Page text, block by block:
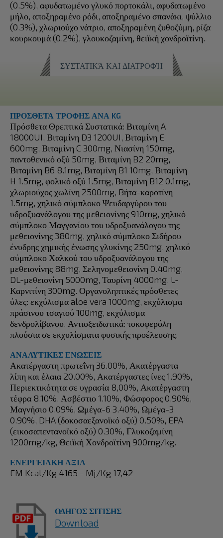
(0.5%), αφυδατωμένο γλυκό πορτοκάλι, αφυδατωμένο
μήλο, αποξηραμένο ρόδι, αποξηραμένο σπανάκι, ψύλλιο
(0.3%), χλωριούχο νάτριο, αποξηραμένη ζυθοζύμη, ρίζα
κουρκουμά (0.2%), γλουκοζαμίνη, θειϊκή χονδροϊτίνη.
ΣΥΣΤΑΤΙΚΆ ΚΑΙ ΔΙΑΤΡΟΦΉ
ΠΡΟΣΘΕΤΑ ΤΡΟΦΗΣ ΑΝΑ KG
Πρόσθετα Θρεπτικά Συστατικά: Βιταμίνη A
18000UI, Βιταμίνη D3 1200UI, Βιταμίνη E
600mg, Βιταμίνη C 300mg, Νιασίνη 150mg,
παντοθενικό οξύ 50mg, Βιταμίνη B2 20mg,
Βιταμίνη B6 8.1mg, Βιταμίνη B1 10mg, Βιταμίνη
H 1.5mg, φολικό οξύ 1.5mg, Βιταμίνη B12 0.1mg,
χλωριούχος χωλίνη 2500mg, Bήτα-καροτίνη
1.5mg, χηλικό σύμπλοκο Ψευδαργύρου του
υδροξυανάλογου της μεθειονίνης 910mg, χηλικό
σύμπλοκο Μαγγανίου του υδροξυανάλογου της
μεθειονίνης 380mg, χηλικό σύμπλοκο Σιδήρου
ένυδρης χημικής ένωσης γλυκίνης 250mg, χηλικό
σύμπλοκο Χαλκού του υδροξυανάλογου της
μεθειονίνης 88mg, Σεληνομεθειονίνη 0.40mg,
DL-μεθειονίνη 5000mg, Ταυρίνη 4000mg, L-
Καρνιτίνη 300mg. Οργανοληπτικές πρόσθετες
ύλες: εκχύλισμα aloe vera 1000mg, εκχύλισμα
πράσινου τσαγιού 100mg, εκχύλισμα
δενδρολίβανου. Αντιοξειδωτικά: τοκοφερόλη
πλούσια σε εκχυλίσματα φυσικής προέλευσης.
ΑΝΑΛΥΤΙΚΕΣ ΕΝΩΣΕΙΣ
Ακατέργαστη πρωτεΐνη 36.00%, Ακατέργαστα
λίπη και έλαια 20.00%, Ακατέργαστες ίνες 1.90%,
Περιεκτικότητα σε υγρασία 8,00%, Ακατέργαστη
τέφρα 8.10%, Ασβέστιο 1.10%, Φώσφορος 0,90%,
Μαγνήσιο 0.09%, Ωμέγα-6 3.40%, Ωμέγα-3
0.90%, DHA (δοκοσαεξανοϊκό οξύ) 0.50%, EPA
(εικοσαπεντανοϊκό οξύ) 0.30%, Γλυκοζαμίνη
1200mg/kg, Θειϊκή Χονδροϊτίνη 900mg/kg.
ΕΝΕΡΓΕΙΑΚΗ ΑΞΙΑ
EM Kcal/Kg 4165 - Mj/Kg 17,42
ΟΔΗΓΟΣ ΣΙΤΙΣΗΣ
Download